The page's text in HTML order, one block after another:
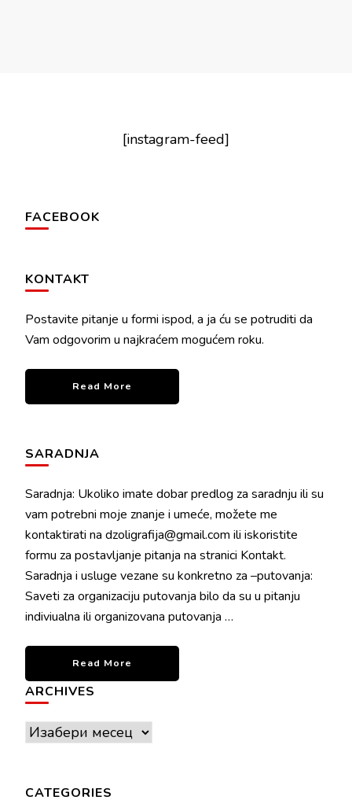
[instagram-feed]
FACEBOOK
KONTAKT
Postavite pitanje u formi ispod, a ja ću se potruditi da
Vam odgovorim u najkraćem mogućem roku.
Read More
SARADNJA
Saradnja: Ukoliko imate dobar predlog za saradnju ili su
vam potrebni moje znanje i umeće, možete me
kontaktirati na dzoligrafija@gmail.com ili iskoristite
formu za postavljanje pitanja na stranici Kontakt.
Saradnja i usluge vezane su konkretno za –putovanja:
Saveti za organizaciju putovanja bilo da su u pitanju
indiviualna ili organizovana putovanja …
Read More
ARCHIVES
Archives
CATEGORIES